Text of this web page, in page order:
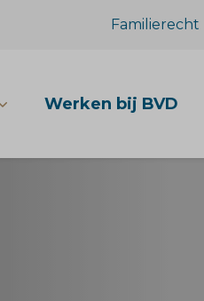
Werken bij BVD
Familierecht